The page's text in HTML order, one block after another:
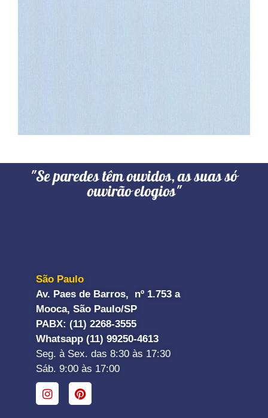
"Se paredes têm ouvidos, as suas só
ouvirão elogios"
São Paulo
Av. Paes de Barros, nº 1.753 a
Mooca, São Paulo/SP
PABX: (11) 2268-3555
Whatsapp (11) 99250-4613
Seg. à Sex. das 8:30 às 17:30
Sáb. 9:00 às 17:00